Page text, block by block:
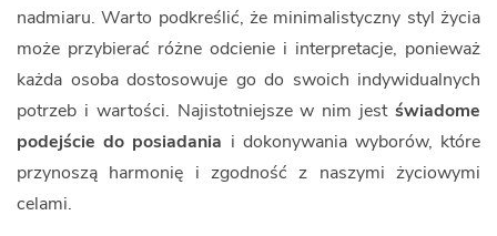
nadmiaru. Warto podkreślić, że minimalistyczny styl życia
może przybierać różne odcienie i interpretacje, ponieważ
każda osoba dostosowuje go do swoich indywidualnych
potrzeb i wartości. Najistotniejsze w nim jest świadome
podejście do posiadania i dokonywania wyborów, które
przynoszą harmonię i zgodność z naszymi życiowymi
celami.